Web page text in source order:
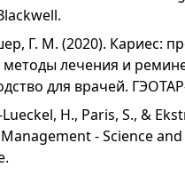
Г. М. (2020). Кариес:
лечения и
для врачей.
H., Paris, S., &
- Science